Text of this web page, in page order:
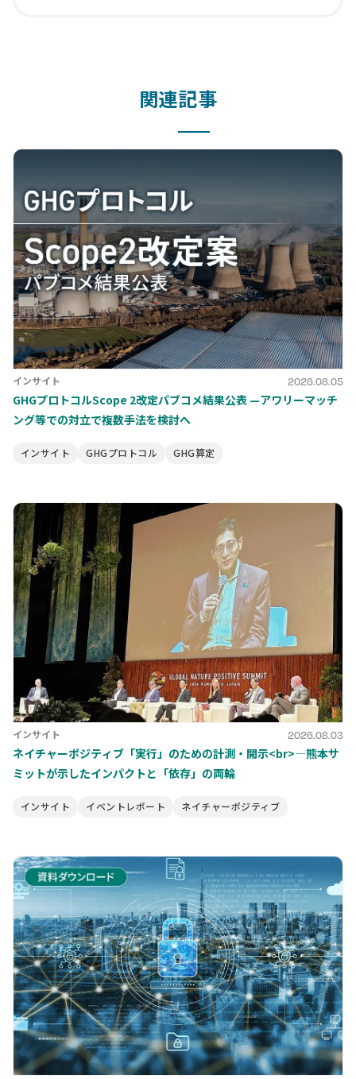
関連記事
インサイト 2026.08.05
GHGプロトコルScope 2改定パブコメ結果公表 —アワリーマッチ
ング等での対立で複数手法を検討へ
インサイト GHGプロトコル GHG算定
インサイト 2026.08.03
ネイチャーポジティブ「実行」のための計測・開示<br>―熊本サ
ミットが示したインパクトと「依存」の両輪
インサイト イベントレポート ネイチャーポジティブ